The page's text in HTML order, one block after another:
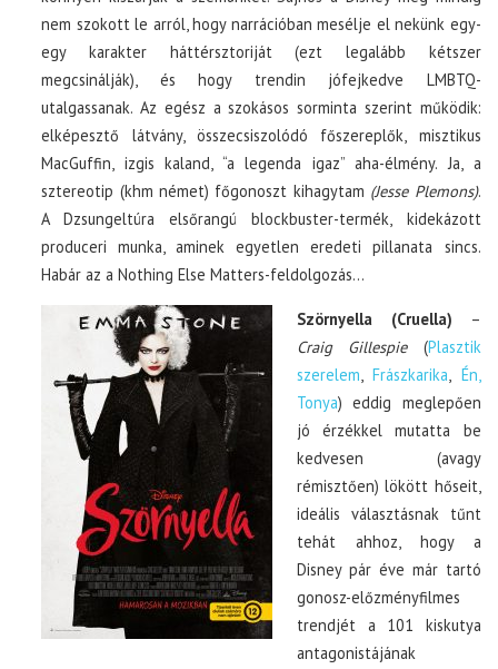
nem szokott le arról, hogy narrációban mesélje el nekünk egy-
egy karakter háttérsztoriját (ezt legalább kétszer
megcsinálják), és hogy trendin jófejkedve LMBTQ-
utalgassanak. Az egész a szokásos sorminta szerint működik:
elképesztő látvány, összecsiszolódó főszereplők, misztikus
MacGuffin, izgis kaland, “a legenda igaz” aha-élmény. Ja, a
sztereotip (khm német) főgonoszt kihagytam (Jesse Plemons).
A Dzsungeltúra elsőrangú blockbuster-termék, kidekázott
produceri munka, aminek egyetlen eredeti pillanata sincs.
Habár az a Nothing Else Matters-feldolgozás…
Szörnyella (Cruella) –
Craig Gillespie(Plasztik
szerelem,Frászkarika, Én,
Tonya) eddig meglepően
jó érzékkel mutatta be
kedvesen (avagy
rémisztően) lökött hőseit,
ideális választásnak tűnt
tehát ahhoz, hogy a
Disney pár éve már tartó
gonosz-előzményfilmes
trendjét a 101 kiskutya
antagonistájának